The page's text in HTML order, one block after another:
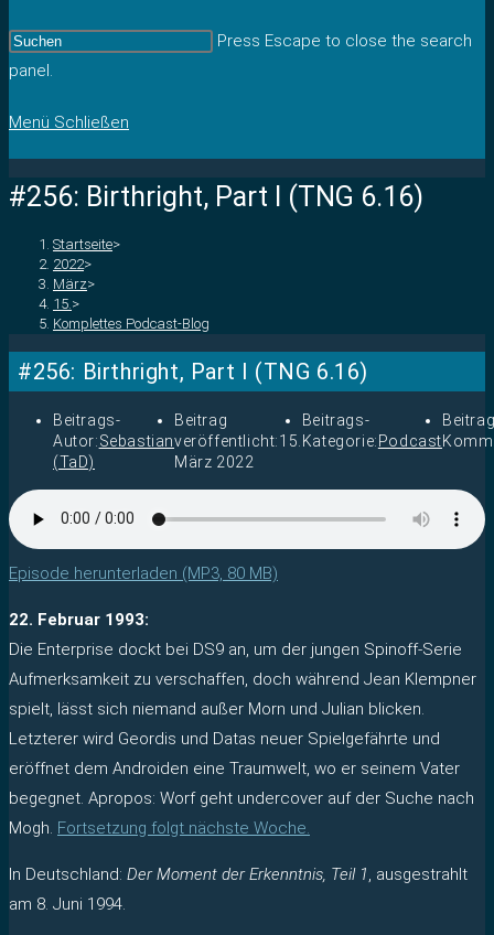
Press Escape to close the search
panel.
Menü Schließen
#256: Birthright, Part I (TNG 6.16)
Startseite>
2022>
März>
15. >
Komplettes Podcast-Blog
#256: Birthright, Part I (TNG 6.16)
Beitrags-
Autor:Sebastian
(TaD)
Beitrag
veröffentlicht:15.
März 2022
Beitrags-
Kategorie: Podcast
Episode herunterladen (MP3, 80 MB)
22. Februar 1993:
Die Enterprise dockt bei DS9 an, um der jungen Spinoff-Serie
Aufmerksamkeit zu verschaffen, doch während Jean Klempner
spielt, lässt sich niemand außer Morn und Julian blicken.
Letzterer wird Geordis und Datas neuer Spielgefährte und
eröffnet dem Androiden eine Traumwelt, wo er seinem Vater
begegnet. Apropos: Worf geht undercover auf der Suche nach
Mogh. Fortsetzung folgt nächste Woche.
In Deutschland: Der Moment der Erkenntnis, Teil 1, ausgestrahlt
am 8. Juni 1994.